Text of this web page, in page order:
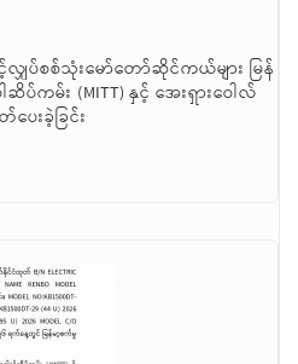
လျှပ်စစ်သုံးမော်တော်ဆိုင်ကယ်များ မြန်
ပ်ကမ်း (MITT) နှင့် အေးရှားဝေါလ်
ေးခဲ့ခြင်း